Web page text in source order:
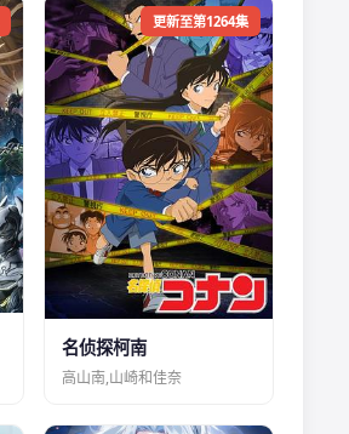
更新至第1264集
名侦探柯南
高山南,山崎和佳奈